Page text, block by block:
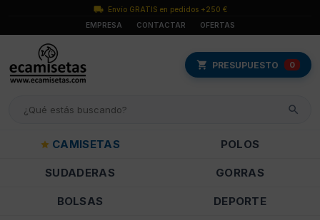
Envío GRATIS en pedidos +250 €
EMPRESA
CONTACTAR OFERTAS
PRESUPUESTO 0
CAMISETAS POLOS
SUDADERAS GORRAS
BOLSAS DEPORTE